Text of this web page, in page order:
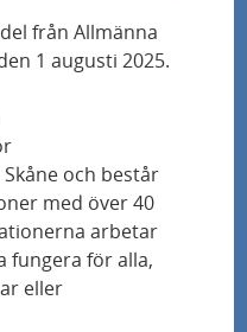
för att vara
förmåga
hjärtsvikt
sjukdom
från Allmänna
1 augusti 2025.
och består
med över 40
arbetar
fungera för alla,
eller